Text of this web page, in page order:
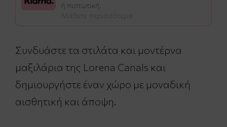
ή πιστωτική.
Μάθετε περισσότερα
Συνδυάστε τα στιλάτα και μοντέρνα
μαξιλάρια της Lorena Canals και
δημιουργήστε έναν χώρο με μοναδική
αισθητική και άποψη.